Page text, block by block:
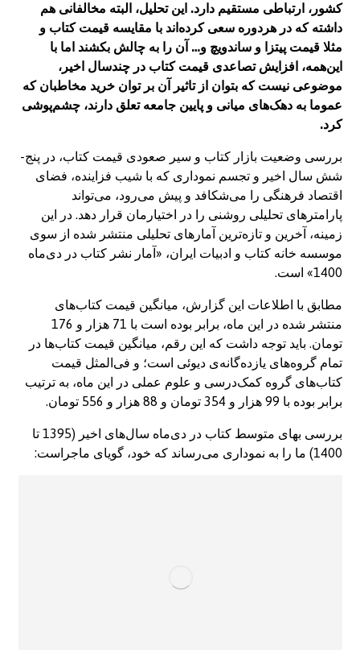
کشور، ارتباطی مستقیم دارد. این تحلیل، البته مخالفانی هم
داشته که در هردوره سعی کرده‌اند با مقایسه قیمت کتاب و
مثلا قیمت پیتزا و ساندویچ و… آن را به چالش بکشند اما با
این‌همه، افزایش تصاعدی قیمت کتاب در چندسال اخیر،
موضوعی نیست که بتوان از تاثیر آن بر توان خرید مخاطبان که
عموما به دهک‌های میانی و پایین جامعه تعلق دارند، چشم‌پوشی
کرد.
بررسی وضعیت بازار کتاب و سیر صعودی قیمت کتاب، در پنج-
شش سال اخیر و تجسم نموداری که با شیب فزاینده، فضای
اقتصاد فرهنگی را می‌شکافد و پیش می‌رود، می‌تواند
پارامترهای تحلیلی روشنی را در اختیارمان قرار دهد. در این
زمینه، آخرین و تازه‌ترین آمارهای تحلیلی منتشر شده از سوی
موسسه خانه کتاب و ادبیات ایران، «آمار نشر کتاب در دی‌ماه
1400» است.
مطابق با اطلاعات این گزارش، میانگین قیمت کتاب‌های
منتشر شده در این ماه، برابر بوده است با 71 هزار و 176
تومان. باید توجه داشت که این رقم، میانگین قیمت کتاب‌ها در
تمام گروه‌های یازده‌گانه‌ی دیوئی است؛ و فی‌المثل قیمت
کتاب‌های گروه کمک‌درسی و علوم عملی در این ماه، به ترتیب
برابر بوده با 99 هزار و 354 تومان و 88 هزار و 556 تومان.
بررسی بهای متوسط کتاب در دی‌ماه سال‌های اخیر‌ (1395 تا
1400) ما را به نموداری می‌رساند که خود، گویای ماجراست: